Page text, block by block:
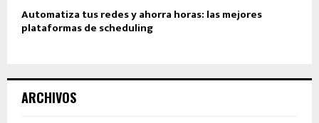
Automatiza tus redes y ahorra horas: las mejores
plataformas de scheduling
ARCHIVOS